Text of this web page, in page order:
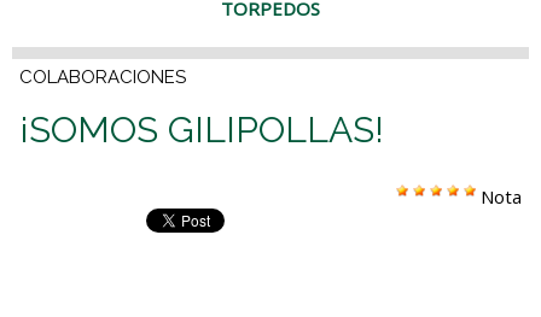
TORPEDOS
COLABORACIONES
¡SOMOS GILIPOLLAS!
Nota